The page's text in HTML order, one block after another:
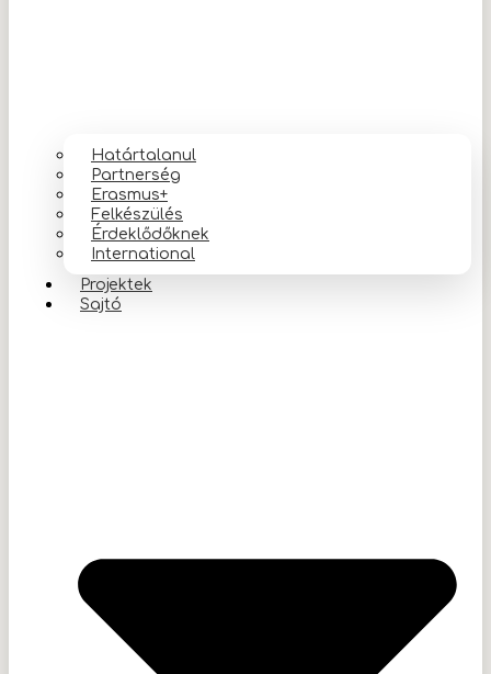
Határtalanul
Partnerség
Erasmus+
Felkészülés
Érdeklődőknek
International
Projektek
Sajtó